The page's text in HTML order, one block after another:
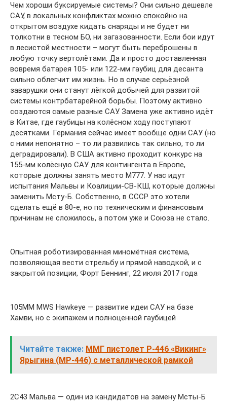
Чем хороши буксируемые системы? Они сильно дешевле
САУ, в локальных конфликтах можно спокойно на
открытом воздухе кидать снаряды и не будет ни
толкотни в тесном БО, ни загазованности. Если бои идут
в лесистой местности – могут быть переброшены в
любую точку вертолётами. Да и просто доставленная
вовремя батарея 105- или 122-мм гаубиц для десанта
сильно облегчит им жизнь. Но в случае серьёзной
заварушки они станут лёгкой добычей для развитой
системы контрбатарейной борьбы. Поэтому активно
создаются самые разные САУ. Замена уже активно идёт
в Китае, где гаубицы на колёсном ходу поступают
десятками. Германия сейчас имеет вообще одни САУ (но
с ними непонятно – то ли развились так сильно, то ли
деградировали). В США активно проходит конкурс на
155-мм колёсную САУ для контингента в Европе,
которые должны занять место М777. У нас идут
испытания Мальвы и Коалиции-СВ-КШ, которые должны
заменить Мсту-Б. Собственно, в СССР это хотели
сделать ещё в 80-е, но по техническим и финансовым
причинам не сложилось, а потом уже и Союза не стало.
Опытная роботизированная миномётная система,
позволяющая вести стрельбу и прямой наводкой, и с
закрытой позиции, Форт Беннинг, 22 июля 2017 года
105MM MWS Hawkeye — развитие идеи САУ на базе
Хамви, но с экипажем и полноценной гаубицей
Читайте также: ММГ пистолет Р-446 «Викинг»
Ярыгина (МР-446) с металлической рамкой
2С43 Мальва — один из кандидатов на замену Мсты-Б